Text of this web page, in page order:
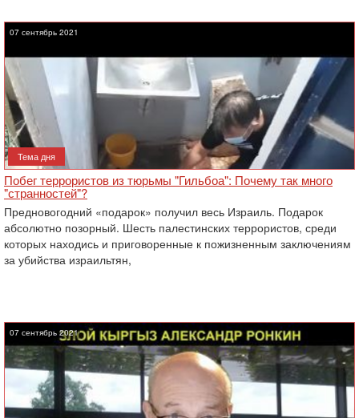
07 сентябрь 2021
Тема дня
Побег террористов из тюрьмы "Гильбоа": Почему так много
"странностей"?
Предновогодний «подарок» получил весь Израиль. Подарок
абсолютно позорный. Шесть палестинских террористов, среди
которых находись и приговоренные к пожизненным заключениям
за убийства израильтян,
07 сентябрь 2021